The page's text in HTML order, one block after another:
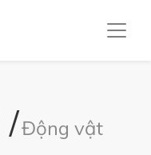
/Động vật